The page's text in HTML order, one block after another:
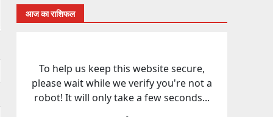
आज का राशिफल